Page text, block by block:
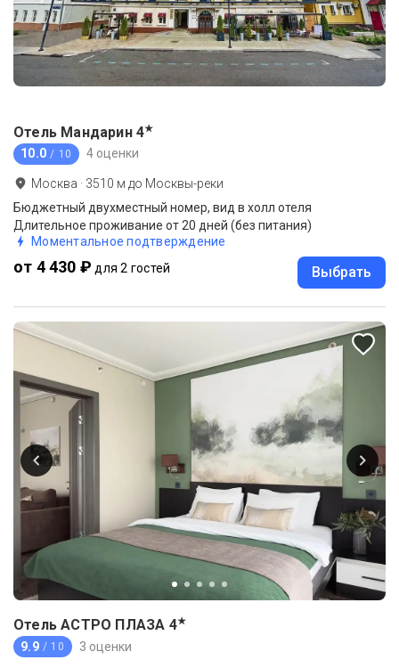
Отель Мандарин 4★
10.0 / 10 4 оценки
Москва · 3510 м до Москвы-реки
Бюджетный двухместный номер, вид в холл отеля
Длительное проживание от 20 дней (без питания)
Моментальное подтверждение
от 4 430 ₽ для 2 гостей Выбрать
Отель АСТРО ПЛАЗА 4★
9.9 / 10 3 оценки